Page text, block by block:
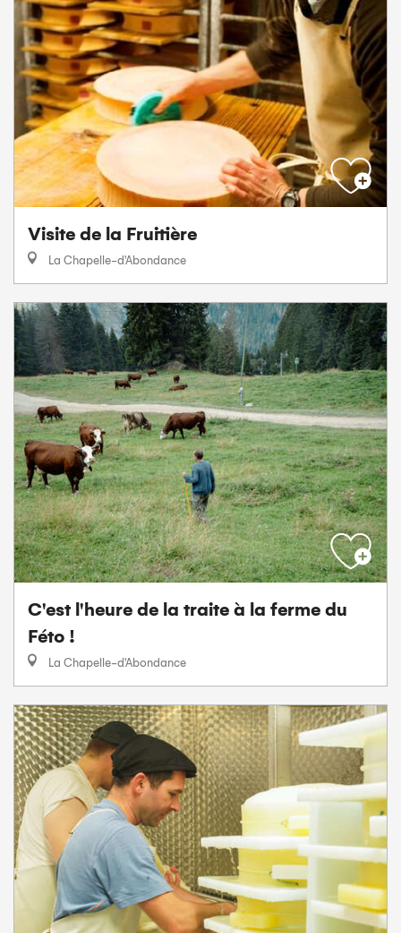
Visite de la Fruitière
La Chapelle-d'Abondance
C'est l'heure de la traite à la ferme du
Féto !
La Chapelle-d'Abondance